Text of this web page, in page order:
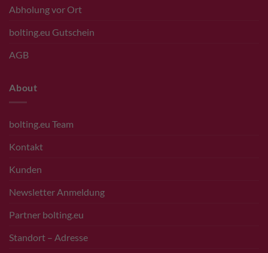
Abholung vor Ort
bolting.eu Gutschein
AGB
About
bolting.eu Team
Kontakt
Kunden
Newsletter Anmeldung
Partner bolting.eu
Standort – Adresse